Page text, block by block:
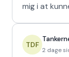
mig i at
TDF
2 dage